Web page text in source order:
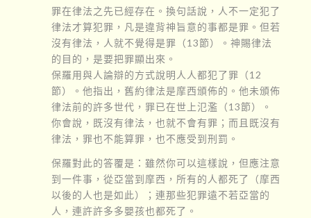
罪在律法之先已經存在。換句話說，人不一定犯了
律法才算犯罪，凡是違背神旨意的事都是罪。但若
沒有律法，人就不覺得是罪（13節）。神賜律法
的目的，是要把罪顯出來。
保羅用與人論辯的方式說明人人都犯了罪（12
節）。他指出，舊約律法是摩西頒佈的。他未頒佈
律法前的許多世代，罪已在世上氾濫（13節）。
你會說，既沒有律法，也就不會有罪；而且既沒有
律法，罪也不能算罪，也不應受到刑罰。
保羅對此的答覆是：雖然你可以這樣說，但應注意
到一件事，從亞當到摩西，所有的人都死了（摩西
以後的人也是如此）；連那些犯罪遠不若亞當的
人，連許許多多嬰孩也都死了。